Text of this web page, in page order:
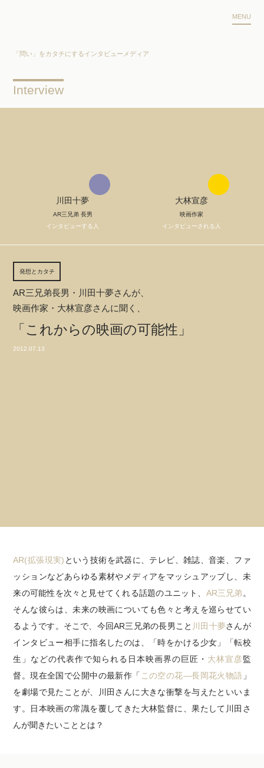
MENU
「問い」をカタチにするインタビューメディア
Interview
川田十夢
AR三兄弟 長男
インタビューする人
大林宣彦
映画作家
インタビューされる人
発想とカタチ
AR三兄弟長男・川田十夢さんが、
映画作家・大林宣彦さんに聞く、
「これからの映画の可能性」
2012.07.13
AR(拡張現実) という技術を武器に、テレビ、雑誌、音楽、ファ
ッションなどあらゆる素材やメディアをマッシュアップし、未
来の可能性を次々と見せてくれる話題のユニット、 AR三兄弟 。
そんな彼らは、未来の映画についても色々と考えを巡らせてい
るようです。そこで、今回AR三兄弟の長男こと 川田十夢さんが
インタビュー相手に指名したのは、「時をかける少女」「転校
生」などの代表作で知られる日本映画界の巨匠・ 大林宣彦監
督。現在全国で公開中の最新作「 この空の花―長岡花火物語 」
を劇場で見たことが、川田さんに大きな衝撃を与えたといいま
す。日本映画の常識を覆してきた大林監督に、果たして川田さ
んが聞きたいこととは？